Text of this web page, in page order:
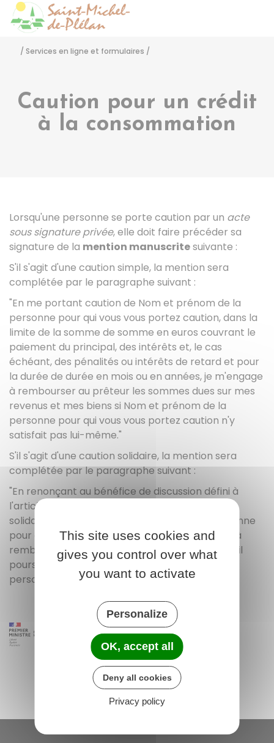
/ Services en ligne et formulaires /
Caution pour un crédit
à la consommation
Lorsqu'une personne se porte caution par un acte
sous signature privée, elle doit faire précéder sa
signature de la mention manuscritesuivante :
S'il s'agit d'une caution simple, la mention sera
complétée par le paragraphe suivant :
"En me portant caution de Nom et prénom de la
personne pour qui vous vous portez caution, dans la
limite de la somme de somme en euros couvrant le
paiement du principal, des intérêts et, le cas
échéant, des pénalités ou intérêts de retard et pour
la durée de durée en mois ou en années, je m'engage
à rembourser au prêteur les sommes dues sur mes
revenus et mes biens si Nom et prénom de la
personne pour qui vous vous portez caution n'y
satisfait pas lui-même."
S'il s'agit d'une caution solidaire, la mention sera
complétée par le paragraphe suivant :
"En renonçant au bénéfice de discussion défini à
l'article 2298 du code civil et en m'obligeant
solidairement avec
Nom et prénom de la personne
pour qui vous vous portez caution, je m'engage à
rembourser le créancier sans pouvoir exiger qu'il
poursuive préalablement
personne pour qui vous vous portez caution
This site uses cookies and
gives you control over what
you want to activate
Personalize
OK, accept all
Deny all cookies
Privacy policy